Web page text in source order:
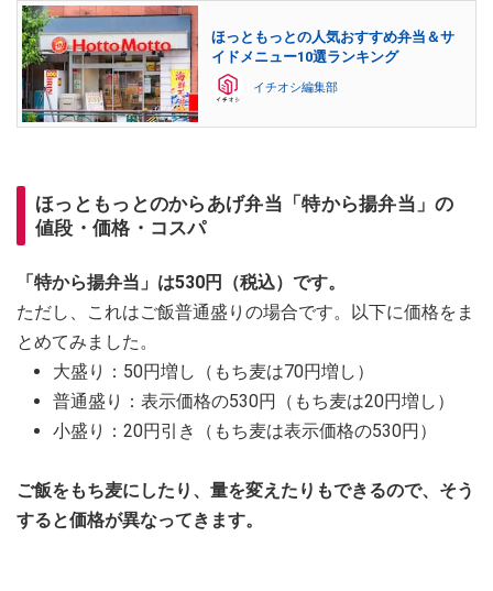
ほっともっとの人気おすすめ弁当＆サ
イドメニュー10選ランキング
イチオシ編集部
ほっともっとのからあげ弁当「特から揚弁当」の
値段・価格・コスパ
「特から揚弁当」は530円（税込）です。
ただし、これはご飯普通盛りの場合です。以下に価格をま
とめてみました。
大盛り：50円増し（もち麦は70円増し）
普通盛り：表示価格の530円（もち麦は20円増し）
小盛り：20円引き（もち麦は表示価格の530円）
ご飯をもち麦にしたり、量を変えたりもできるので、そう
すると価格が異なってきます。